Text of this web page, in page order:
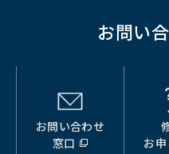
お問い
お問い合わせ
窓口
（別
ウ
お